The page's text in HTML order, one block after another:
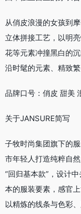
从俏皮浪漫的女孩到
立体拼接工艺，以明
花等元素冲撞黑白的
沿时髦的元素、精致
品牌口号：俏皮 甜美
关于JANSURE简写
子牧时尚集团旗下的
市年轻人打造纯粹自
“回归基本款”，设计
本的服装要素，感官
以精炼的线条与色彩